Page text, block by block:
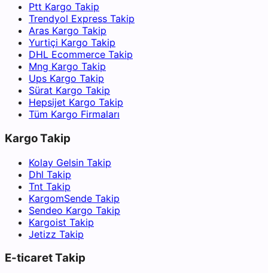
Ptt Kargo Takip
Trendyol Express Takip
Aras Kargo Takip
Yurtiçi Kargo Takip
DHL Ecommerce Takip
Mng Kargo Takip
Ups Kargo Takip
Sürat Kargo Takip
Hepsijet Kargo Takip
Tüm Kargo Firmaları
Kargo Takip
Kolay Gelsin Takip
Dhl Takip
Tnt Takip
KargomSende Takip
Sendeo Kargo Takip
Kargoist Takip
Jetizz Takip
E-ticaret Takip